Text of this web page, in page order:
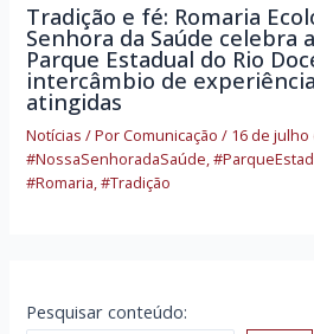
Tradição e fé: Romaria
Senhora da Saúde celebra
Parque Estadual do Rio
intercâmbio de
atingidas
Notícias / PorComunicação/ 16 de
#NossaSenhoradaSaúde,
#Romaria,#Tradição
Pesquisar conteúdo: